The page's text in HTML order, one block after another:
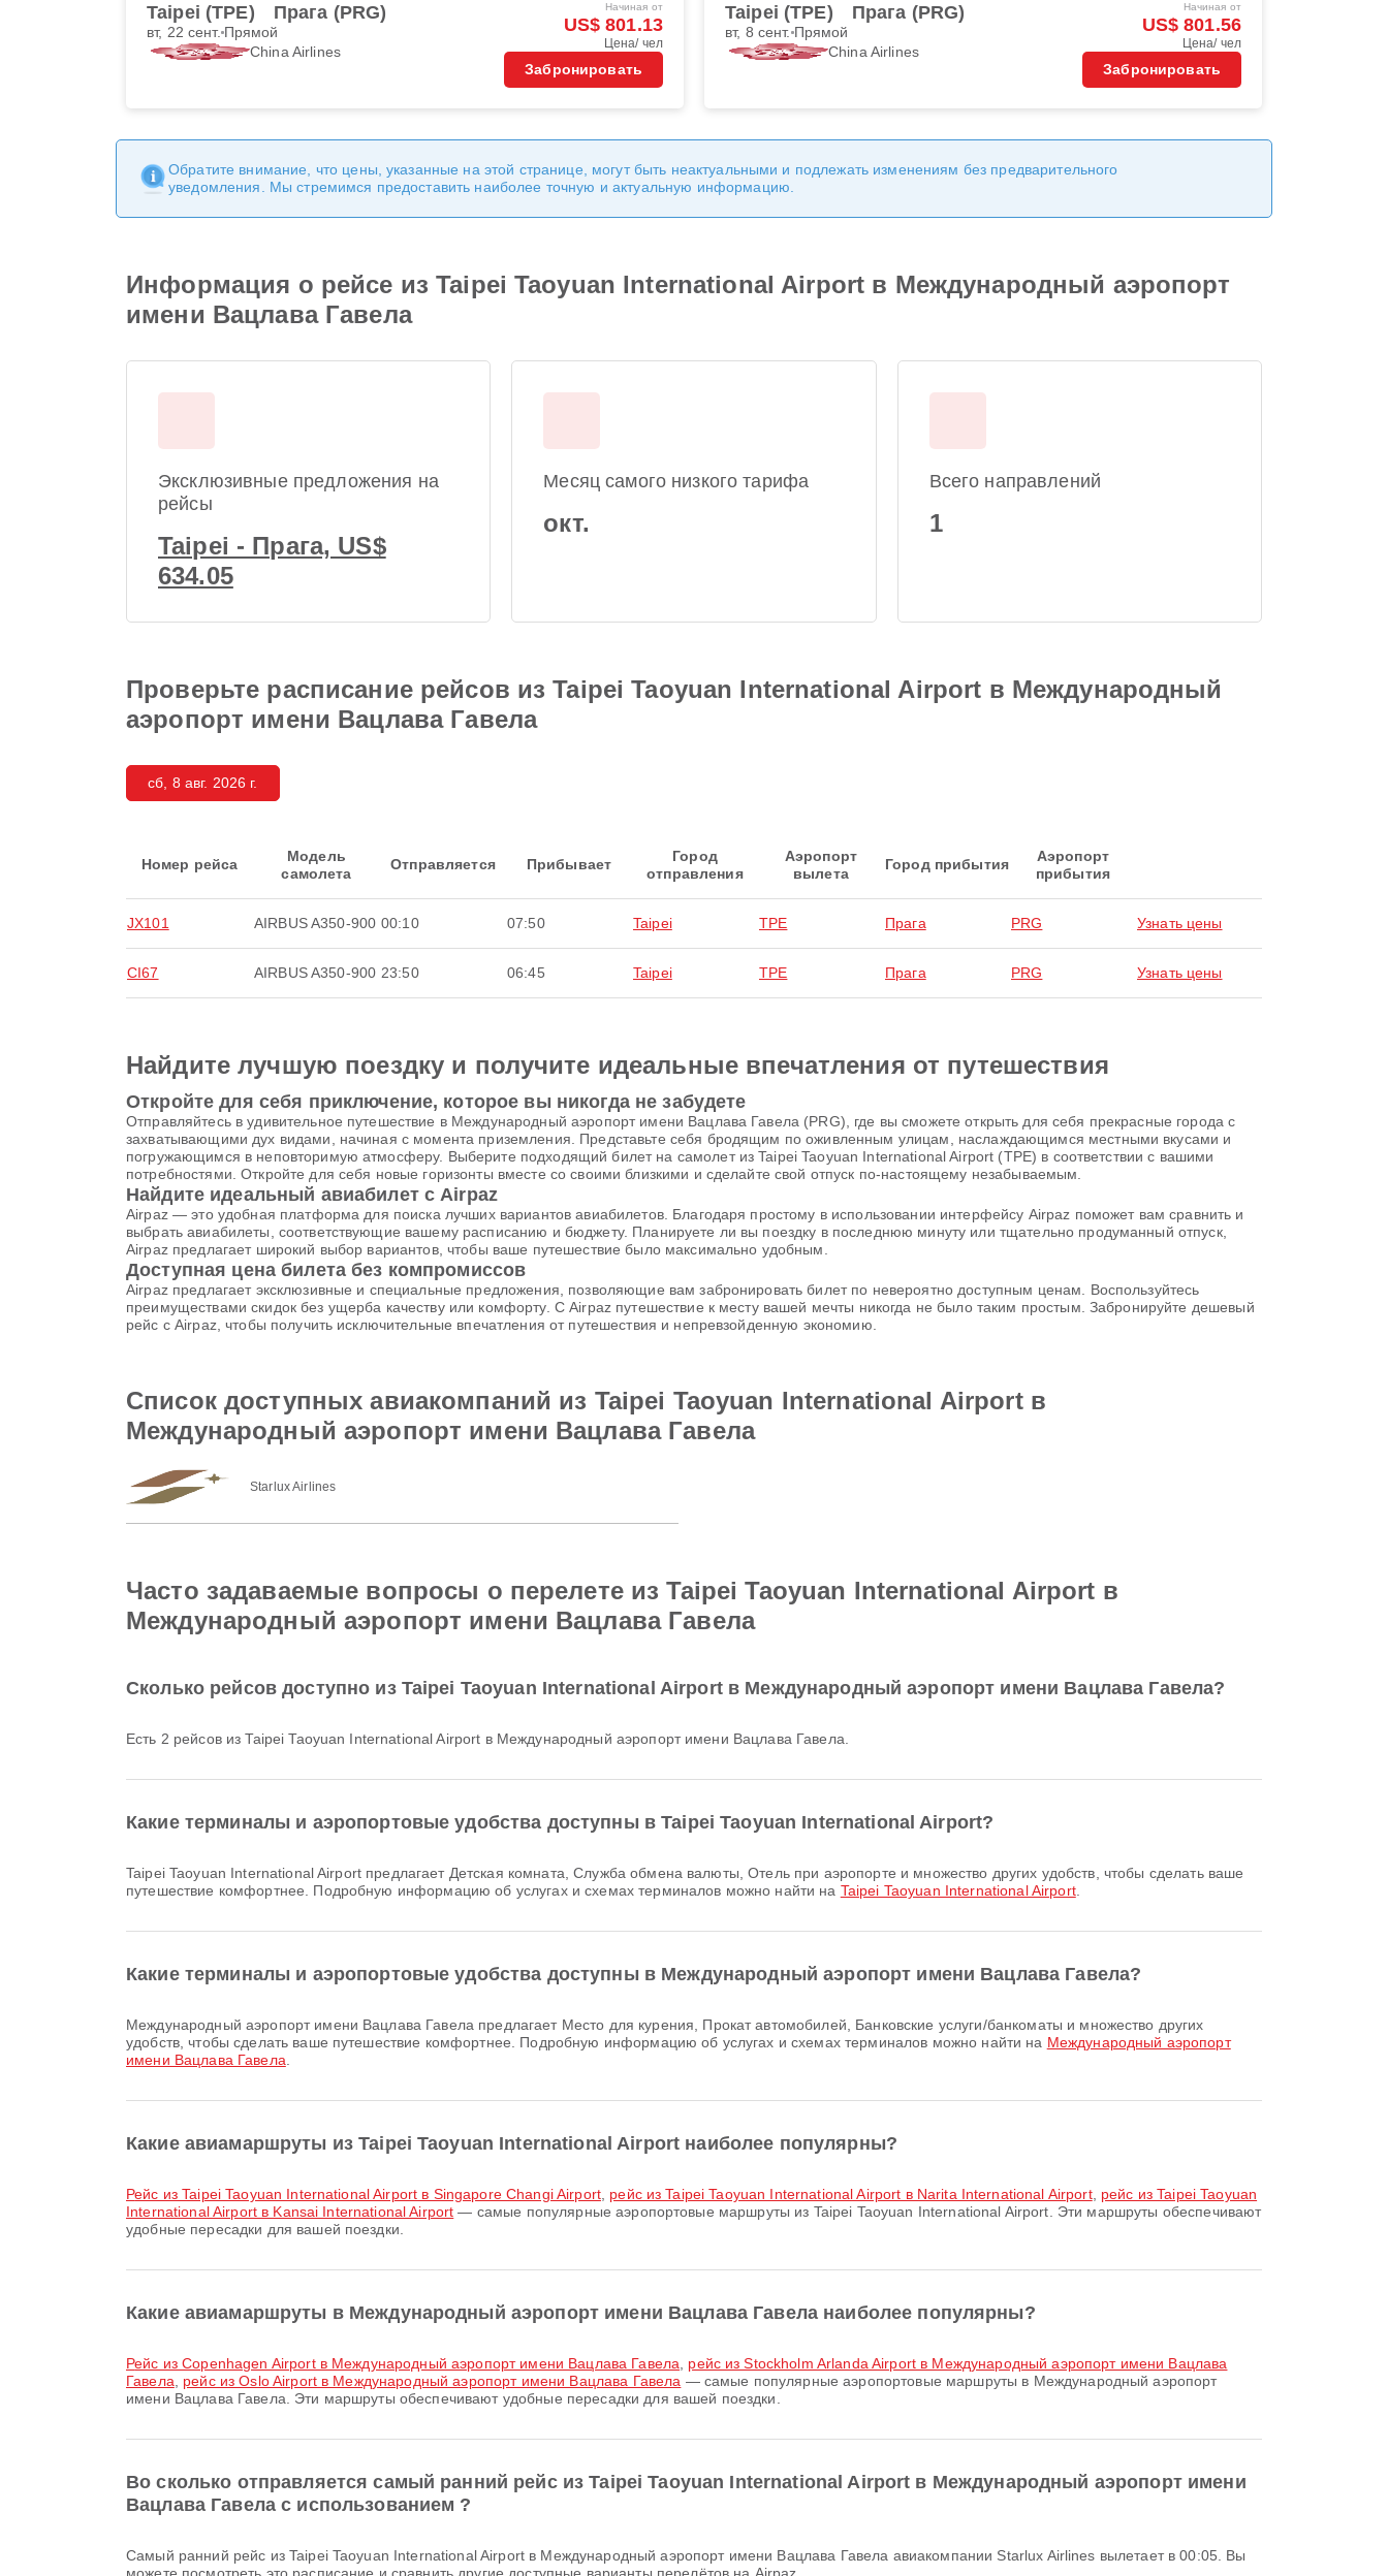
Taipei (TPE) Прага (PRG)
вт, 22 сент. Прямой
China Airlines
Начиная от
US$ 801.13
Цена/ чел
Забронировать
Taipei (TPE) Прага (PRG)
вт, 8 сент. Прямой
China Airlines
Начиная от
US$ 801.56
Цена/ чел
Забронировать
Обратите внимание, что цены, указанные на этой странице, могут быть неактуальными и подлежать изменениям без предварительного
уведомления. Мы стремимся предоставить наиболее точную и актуальную информацию.
Информация о рейсе из Taipei Taoyuan International Airport в Международный аэропорт
имени Вацлава Гавела
Эксклюзивные предложения на
рейсы
Taipei - Прага, US$
634.05
Месяц самого низкого тарифа
окт.
Всего направлений
1
Проверьте расписание рейсов из Taipei Taoyuan International Airport в Международный
аэропорт имени Вацлава Гавела
сб, 8 авг. 2026 г.
Номер рейса
Модель
самолета
Отправляется Прибывает
Город
отправления
Аэропорт
вылета
Город прибытия
Аэропорт
прибытия
JX101 AIRBUS A350-900 00:10 07:50 Taipei TPE Прага PRG Узнать цены
CI67 AIRBUS A350-900 23:50 06:45 Taipei TPE Прага PRG Узнать цены
Найдите лучшую поездку и получите идеальные впечатления от путешествия
Откройте для себя приключение, которое вы никогда не забудете
Отправляйтесь в удивительное путешествие в Международный аэропорт имени Вацлава Гавела (PRG), где вы сможете открыть для себя прекрасные города с
захватывающими дух видами, начиная с момента приземления. Представьте себя бродящим по оживленным улицам, наслаждающимся местными вкусами и
погружающимся в неповторимую атмосферу. Выберите подходящий билет на самолет из Taipei Taoyuan International Airport (TPE) в соответствии с вашими
потребностями. Откройте для себя новые горизонты вместе со своими близкими и сделайте свой отпуск по-настоящему незабываемым.
Найдите идеальный авиабилет с Airpaz
Airpaz — это удобная платформа для поиска лучших вариантов авиабилетов. Благодаря простому в использовании интерфейсу Airpaz поможет вам сравнить и
выбрать авиабилеты, соответствующие вашему расписанию и бюджету. Планируете ли вы поездку в последнюю минуту или тщательно продуманный отпуск,
Airpaz предлагает широкий выбор вариантов, чтобы ваше путешествие было максимально удобным.
Доступная цена билета без компромиссов
Airpaz предлагает эксклюзивные и специальные предложения, позволяющие вам забронировать билет по невероятно доступным ценам. Воспользуйтесь
преимуществами скидок без ущерба качеству или комфорту. С Airpaz путешествие к месту вашей мечты никогда не было таким простым. Забронируйте дешевый
рейс с Airpaz, чтобы получить исключительные впечатления от путешествия и непревзойденную экономию.
Список доступных авиакомпаний из Taipei Taoyuan International Airport в
Международный аэропорт имени Вацлава Гавела
Starlux Airlines
Часто задаваемые вопросы о перелете из Taipei Taoyuan International Airport в
Международный аэропорт имени Вацлава Гавела
Сколько рейсов доступно из Taipei Taoyuan International Airport в Международный аэропорт имени Вацлава Гавела?
Есть 2 рейсов из Taipei Taoyuan International Airport в Международный аэропорт имени Вацлава Гавела.
Какие терминалы и аэропортовые удобства доступны в Taipei Taoyuan International Airport?
Taipei Taoyuan International Airport предлагает Детская комната, Служба обмена валюты, Отель при аэропорте и множество других удобств, чтобы сделать ваше
путешествие комфортнее. Подробную информацию об услугах и схемах терминалов можно найти на Taipei Taoyuan International Airport.
Какие терминалы и аэропортовые удобства доступны в Международный аэропорт имени Вацлава Гавела?
Международный аэропорт имени Вацлава Гавела предлагает Место для курения, Прокат автомобилей, Банковские услуги/банкоматы и множество других
удобств, чтобы сделать ваше путешествие комфортнее. Подробную информацию об услугах и схемах терминалов можно найти на Международный аэропорт
имени Вацлава Гавела
Какие авиамаршруты из Taipei Taoyuan International Airport наиболее популярны?
рейс из Taipei Taoyuan International Airport в Singapore Changi Airport, рейс из Taipei Taoyuan International Airport в Narita International Airport, рейс из Taipei Taoyuan
International Airport в Kansai International Airport — самые популярные аэропортовые маршруты из Taipei Taoyuan International Airport. Эти маршруты обеспечивают
удобные пересадки для вашей поездки.
Какие авиамаршруты в Международный аэропорт имени Вацлава Гавела наиболее популярны?
рейс из Copenhagen Airport в Международный аэропорт имени Вацлава Гавела
рейс из Stockholm Arlanda Airport в Международный аэропорт имени Вацлава
Гавела
рейс из Oslo Airport в Международный аэропорт имени Вацлава Гавела — самые популярные аэропортовые маршруты в Международный аэропорт
имени Вацлава Гавела. Эти маршруты обеспечивают удобные пересадки для вашей поездки.
Во сколько отправляется самый ранний рейс из Taipei Taoyuan International Airport в Международный аэропорт имени
Вацлава Гавела с использованием ?
Самый ранний рейс из Taipei Taoyuan International Airport в Международный аэропорт имени Вацлава Гавела авиакомпании Starlux Airlines вылетает в 00:05. Вы